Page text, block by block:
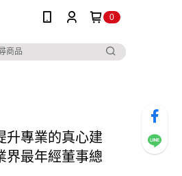
0
升專業的真心建
界最年經董事總